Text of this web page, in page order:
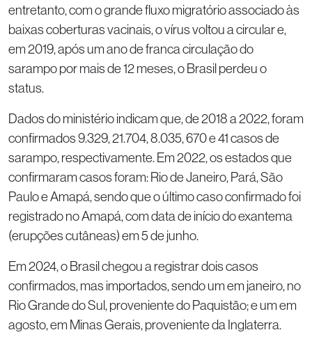
entretanto, com o grande fluxo migratório associado às
baixas coberturas vacinais, o vírus voltou a circular e,
em 2019, após um ano de franca circulação do
sarampo por mais de 12 meses, o Brasil perdeu o
status.
Dados do ministério indicam que, de 2018 a 2022, foram
confirmados 9.329, 21.704, 8.035, 670 e 41 casos de
sarampo, respectivamente. Em 2022, os estados que
confirmaram casos foram: Rio de Janeiro, Pará, São
Paulo e Amapá, sendo que o último caso confirmado foi
registrado no Amapá, com data de início do exantema
(erupções cutâneas) em 5 de junho.
Em 2024, o Brasil chegou a registrar dois casos
confirmados, mas importados, sendo um em janeiro, no
Rio Grande do Sul, proveniente do Paquistão; e um em
agosto, em Minas Gerais, proveniente da Inglaterra.